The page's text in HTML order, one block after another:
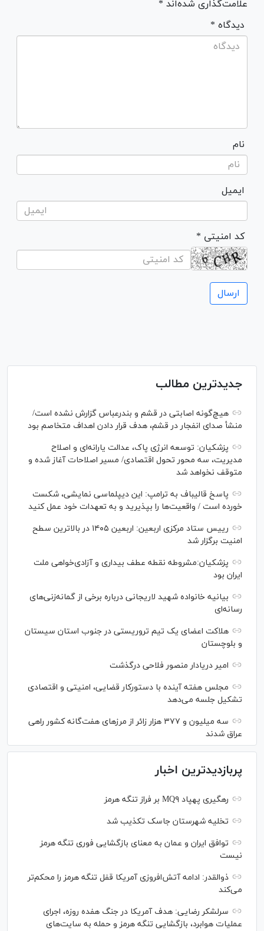
علامت‌گذاری شده‌اند *
* دیدگاه
نام
ایمیل
* کد امنیتی
جدیدترین مطالب
هیچ‌گونه اصابتی در قشم و بندرعباس گزارش نشده است/
منشأ صدای انفجار در قشم، هدف قرار دادن اهداف متخاصم بود
پزشکیان: توسعه انرژی پاک، عدالت یارانه‌ای و اصلاح
مدیریت، سه محور تحول اقتصادی/ مسیر اصلاحات آغاز شده و
متوقف نخواهد شد
پاسخ قالیباف به ترامپ: این دیپلماسی نمایشی، شکست
خورده است / واقعیت‌ها را بپذیرید و به تعهدات خود عمل کنید
رییس ستاد مرکزی اربعین: اربعین ۱۴۰۵ در بالاترین سطح
امنیت برگزار شد
پزشکیان:مشروطه نقطه عطف بیداری و آزادی‌خواهی ملت
ایران بود
بیانیه خانواده شهید لاریجانی درباره برخی از گمانه‌زنی‌های
رسانه‌ای
هلاکت اعضای یک تیم تروریستی در جنوب استان سیستان
و بلوچستان
امیر دریادار منصور فلاحی درگذشت
مجلس هفته آینده با دستورکار قضایی، امنیتی و اقتصادی
تشکیل جلسه می‌دهد
سه میلیون و ۳۷۷ هزار زائر از مرز‌های هفت‌گانه کشور راهی
عراق شدند
پربازدیدترین اخبار
رهگیری پهپاد MQ۹ بر فراز تنگه هرمز
تخلیه شهرستان جاسک تکذیب شد
توافق ایران و عمان به معنای بازگشایی فوری تنگه هرمز
نیست
ذوالقدر: ادامه آتش‌افروزی آمریکا قفل تنگه هرمز را محکم‌تر
می‌کند
سرلشکر رضایی: هدف آمریکا در جنگ هفده روزه، اجرای
عملیات هوابرد، بازگشایی تنگه هرمز و حمله به سایت‌های